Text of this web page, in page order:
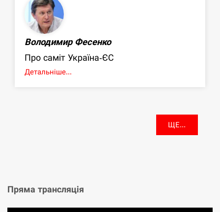
Володимир Фесенко
Про саміт Україна-ЄС
Детальніше...
ЩЕ...
Пряма трансляція